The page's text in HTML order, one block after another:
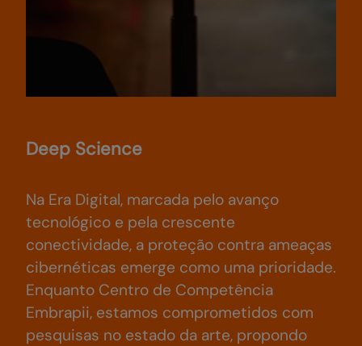
Deep Science
Na Era Digital, marcada pelo avanço
tecnológico e pela crescente
conectividade, a proteção contra ameaças
cibernéticas emerge como uma prioridade.
Enquanto Centro de Competência
Embrapii, estamos comprometidos com
pesquisas no estado da arte, propondo